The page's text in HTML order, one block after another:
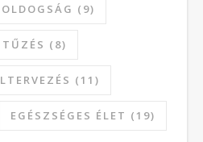
(9)
(8)
(11)
EGÉSZSÉGES ÉLET (19)